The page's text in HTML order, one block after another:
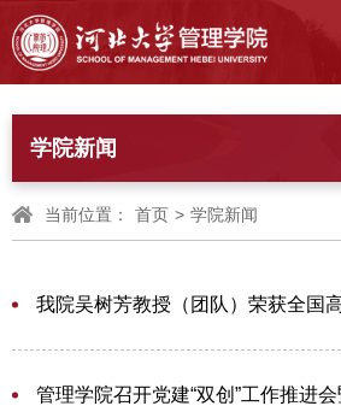
学院新闻
当前位置： 首页 > 学院新闻